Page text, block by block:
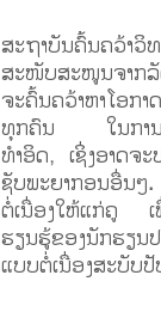
ສະຖາບັນຄົ້ນຄວ້
ສະໜັບສະໜູນຈາກລັ
ຈະຄົ້ນຄວ້າຫາໂອກ
ທຸກຄົນ ໃນການສອ
ທຳອິດ, ເຊິ່ງອາດຈ
ຊັບພະຍາກອນອື່ນໆ.
ຕໍ່ເນື່ອງໃຫ້ແກ່ຄູ ເ
ຮຽນຮູ້ຂອງນັກຮຽນ
ແບບຕໍ່ເນື່ອງສະບັບ